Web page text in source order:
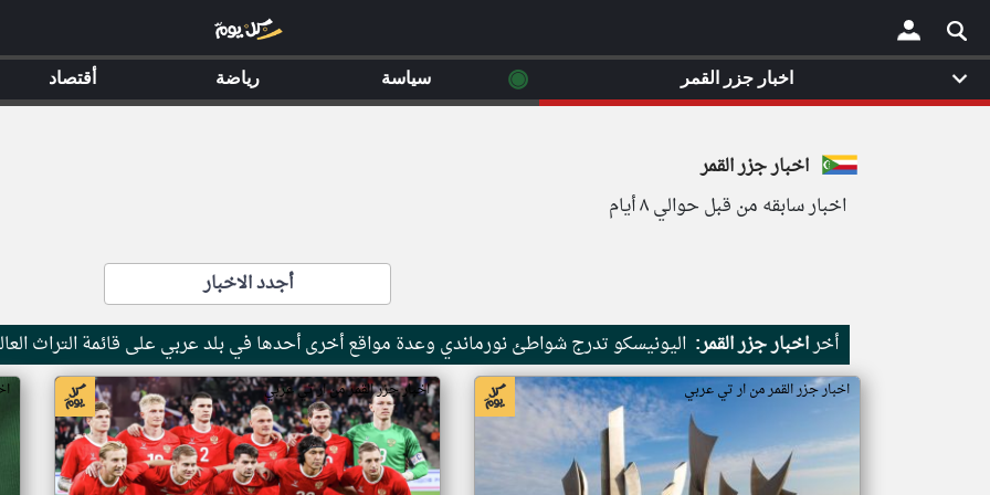
×
اخبار جزر القمر
اخبار سابقه من قبل حوالي ٨ أيام
أجدد الاخبار
أخراخبار جزر القمر: اليونيسكو تدرج شواطئ نورماندي وعدة مواقع أخرى أحدها في بلد عربي على قائمة التراث
اخبار جزر القمر من ار تي عربي اخبار جزر القمر من ار تي عربي
اخبار جزر القمر ◉ سياسة رياضة أقتصاد